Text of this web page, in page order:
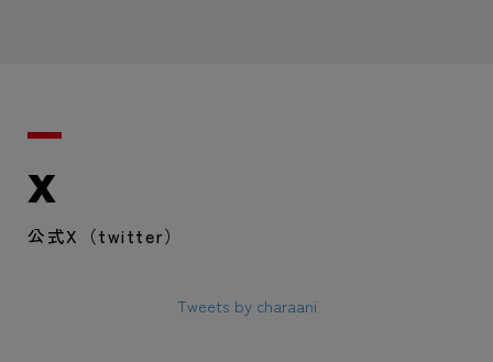
X
公式X（twitter）
Tweets by charaani